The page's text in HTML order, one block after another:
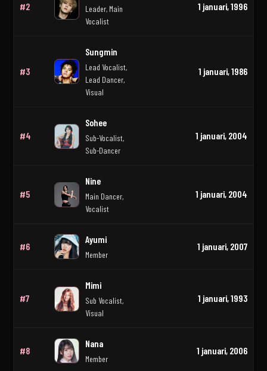
#2
Leader, Main
Vocalist
1 januari, 1996
#3
Sungmin
Lead Vocalist,
Lead Dancer,
Visual
1 januari, 1986
#4
Sohee
Sub-Vocalist,
Sub-Dancer
1 januari, 2004
#5
Nine
Main Dancer,
Vocalist
1 januari, 2004
#6
Ayumi
Member
1 januari, 2007
#7
Mimi
Sub Vocalist,
Visual
1 januari, 1993
#8
Nana
Member
1 januari, 2006